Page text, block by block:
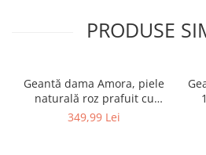
PRODUSE
Geantă dama Amora, piele
naturală roz prafuit cu
aspect matlasat, 8228
349,99 Lei